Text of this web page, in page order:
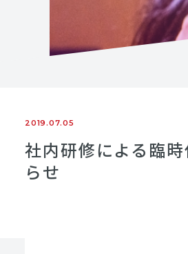
2019.07.05
社内研修による臨
らせ